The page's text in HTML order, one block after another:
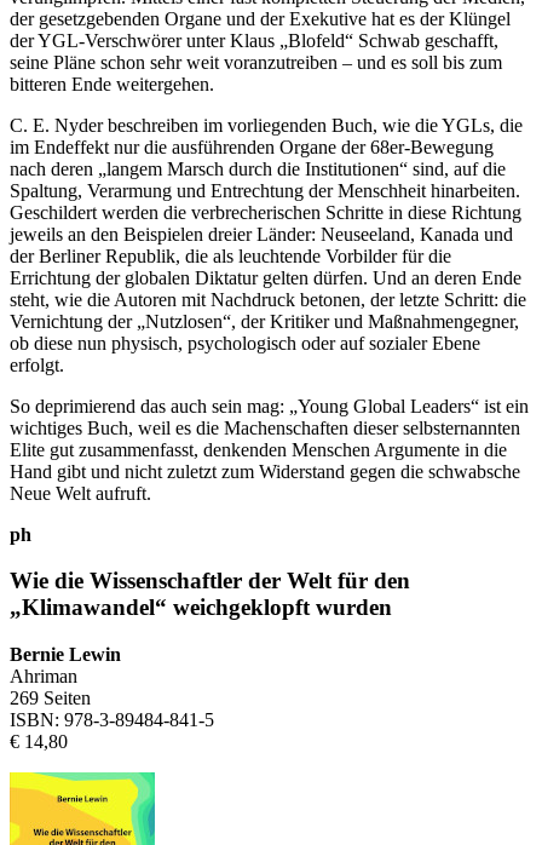
der gesetzgebenden Organe und der Exekutive hat es der Klüngel
der YGL-Verschwörer unter Klaus „Blofeld“ Schwab geschafft,
seine Pläne schon sehr weit voranzutreiben – und es soll bis zum
bitteren Ende weitergehen.
C. E. Nyder beschreiben im vorliegenden Buch, wie die YGLs, die
im Endeffekt nur die ausführenden Organe der 68er-Bewegung
nach deren „langem Marsch durch die Institutionen“ sind, auf die
Spaltung, Verarmung und Entrechtung der Menschheit hinarbeiten.
Geschildert werden die verbrecherischen Schritte in diese Richtung
jeweils an den Beispielen dreier Länder: Neuseeland, Kanada und
der Berliner Republik, die als leuchtende Vorbilder für die
Errichtung der globalen Diktatur gelten dürfen. Und an deren Ende
steht, wie die Autoren mit Nachdruck betonen, der letzte Schritt: die
Vernichtung der „Nutzlosen“, der Kritiker und Maßnahmengegner,
ob diese nun physisch, psychologisch oder auf sozialer Ebene
erfolgt.
So deprimierend das auch sein mag: „Young Global Leaders“ ist ein
wichtiges Buch, weil es die Machenschaften dieser selbsternannten
Elite gut zusammenfasst, denkenden Menschen Argumente in die
Hand gibt und nicht zuletzt zum Widerstand gegen die schwabsche
Neue Welt aufruft.
ph
Wie die Wissenschaftler der Welt für den
„Klimawandel“ weichgeklopft wurden
Bernie Lewin
Ahriman
269 Seiten
ISBN: 978-3-89484-841-5
€ 14,80